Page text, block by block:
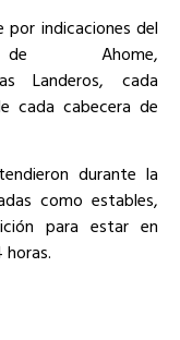
indicaciones del
de Ahome,
Landeros, cada
cada cabecera de
durante la
como estables,
para estar en